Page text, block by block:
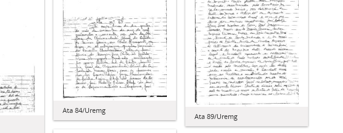
Ata 84/Uremg
Ata 89/Uremg